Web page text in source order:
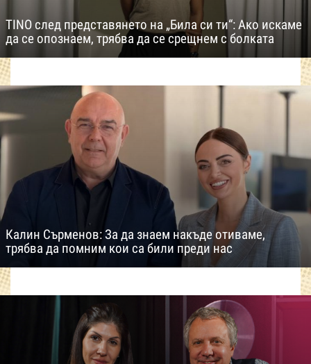
TINO след представянето на „Била си ти“: Ако искаме
да се опознаем, трябва да се срещнем с болката
Калин Сърменов: За да знаем накъде отиваме,
трябва да помним кои са били преди нас